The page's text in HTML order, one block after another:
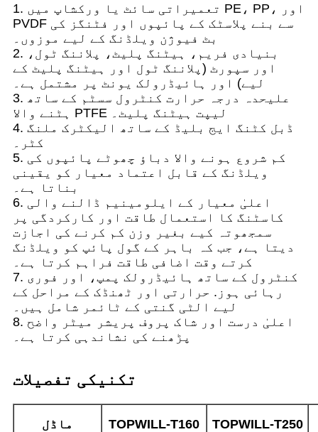
1. تعمیراتی سائٹ یا ورکشاپ میں PE، PP، اور
PVDF سے بنے پلاسٹک کے پائپوں اور فٹنگز کی
بٹ فیوژن ویلڈنگ کے لیے موزوں۔
2. بنیادی فریم، ہیٹنگ پلیٹ، پلاننگ ٹول،
اور سپورٹ (پلاننگ ٹول اور ہیٹنگ پلیٹ کے
لیے) اور ہائیڈرولک یونٹ پر مشتمل ہے۔
3. علیحدہ درجہ حرارت کنٹرول سسٹم کے ساتھ
ہٹنے والا PTFE لیپت ہیٹنگ پلیٹ۔
4. ڈبل کٹنگ ایج بلیڈ کے ساتھ الیکٹرک ملنگ
کٹر۔
5. کم شروع ہونے والا دباؤ چھوٹے پائپوں کی
ویلڈنگ کے قابل اعتماد معیار کو یقینی
بناتا ہے۔
6. اعلیٰ معیار کے ایلومینیم ڈالنے والی
کاسٹنگ کا استعمال طاقت اور کارکردگی پر
سمجھوتہ کیے بغیر وزن کم کرنے کی اجازت
دیتا ہے، جب کہ باہر کے گول پائپ کو ویلڈنگ
کرتے وقت اضافی طاقت فراہم کرتا ہے۔
7. کنٹرول کے ساتھ ہائیڈرولک پمپ، اور فوری
رہائی ہوز. حرارتی اور ٹھنڈک کے مراحل کے
لیے الٹی گنتی کے ٹائمر شامل ہیں۔
8. اعلیٰ درست اور شاک پروف پریشر میٹر واضح
پڑھنے کی نشاندہی کرتا ہے۔
تکنیکی تفصیلات
ماڈل TOPWILL-T160 TOPWILL-T250